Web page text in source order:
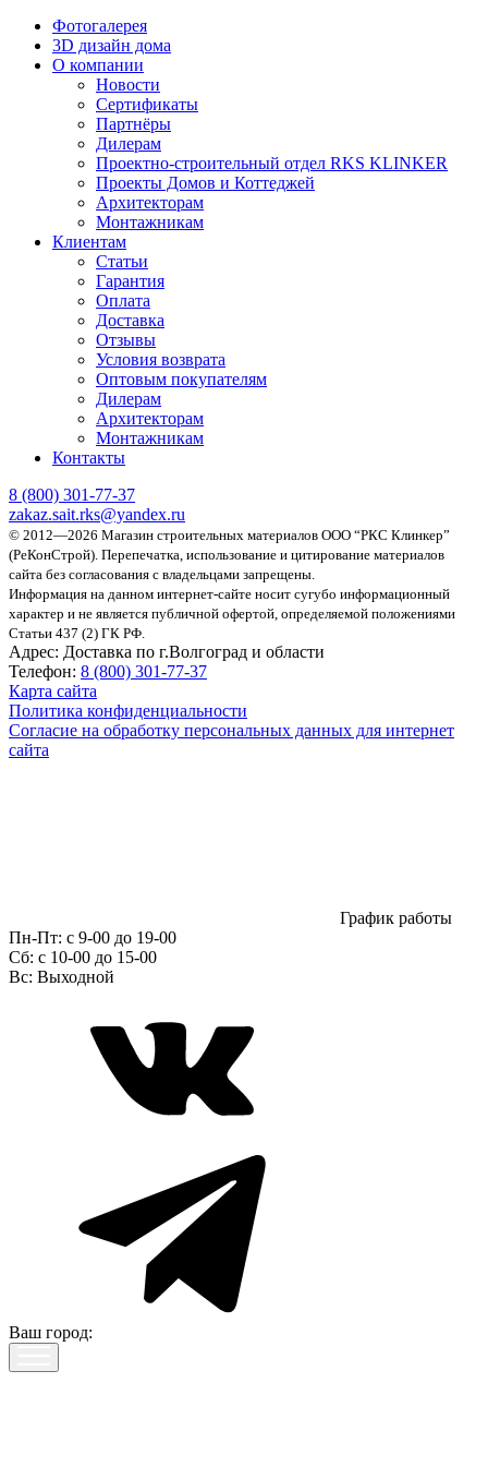
Фотогалерея
3D дизайн дома
О компании
Новости
Сертификаты
Партнёры
Дилерам
Проектно-строительный отдел RKS KLINKER
Проекты Домов и Коттеджей
Архитекторам
Монтажникам
Клиентам
Статьи
Гарантия
Оплата
Доставка
Отзывы
Условия возврата
Оптовым покупателям
Дилерам
Архитекторам
Монтажникам
Контакты
8 (800) 301-77-37
zakaz.sait.rks@yandex.ru
© 2012—2026 Магазин строительных материалов ООО “РКС Клинкер”
(РеКонСтрой). Перепечатка, использование и цитирование материалов
сайта без согласования с владельцами запрещены.
Информация на данном интернет-сайте носит сугубо информационный
характер и не является публичной офертой, определяемой положениями
Статьи 437 (2) ГК РФ.
Адрес: Доставка по г.Волгоград и области
Телефон: 8 (800) 301-77-37
Карта сайта
Политика конфиденциальности
Согласие на обработку персональных данных для интернет
сайта
График работы
Пн-Пт: с 9-00 до 19-00
Сб: c 10-00 до 15-00
Вс: Выходной
Ваш город: